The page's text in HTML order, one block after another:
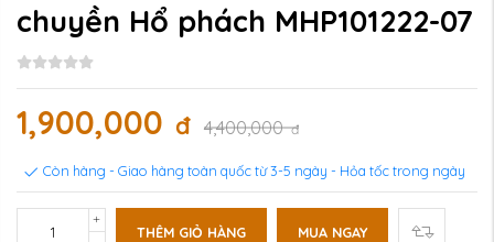
chuyền Hổ phách MHP101222-07
1,900,000 đ 4,400,000đ
Còn hàng - Giao hàng toàn quốc từ 3-5 ngày - Hỏa tốc trong ngày
THÊM GIỎ HÀNG MUA NGAY